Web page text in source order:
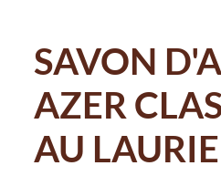
SAVON
AZER
AU